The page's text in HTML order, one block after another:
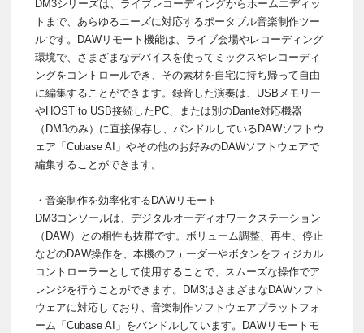
DM3シリーズは、ライブレコーディングからホームエディッ
トまで、あらゆるニーズに対応するポータブル音楽制作ツー
ルです。DAWリモート機能は、ライブ会場やレコーディング
環境で、さまざまなデバイスを使ってミックスやレコーディ
ングをコントロールでき、その素材を自宅に持ち帰って自由
に編集することができます。録音した演奏は、USBメモリー
やHOST to USB接続したPC、または別のDante対応機器
（DM3のみ）に直接保存し、バンドルしているDAWソフトウ
ェア「Cubase AI」やその他のお好みのDAWソフトウェアで
編集することができます。
・音楽制作を効率化するDAWリモート
DM3コンソールは、デジタルオーディオワークステーション
（DAW）との相性も抜群です。ボリューム調整、再生、停止
などのDAW操作を、本機のフェーダーやボタンをフィジカル
コントローラーとして使用することで、スムーズな操作でア
レンジを行うことができます。DM3はさまざまなDAWソフト
ウェアに対応しており、音楽制作ソフトウェアプラットフォ
ーム「Cubase AI」をバンドルしています。DAWリモートモ